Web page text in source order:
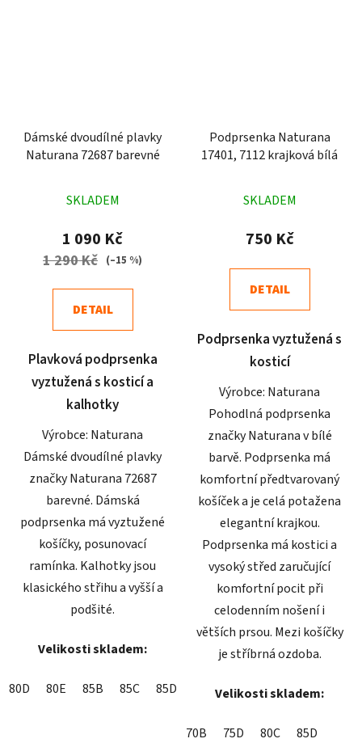
Dámské dvoudílné plavky
Naturana 72687 barevné
hodnocení
produktu
je
5
SKLADEM
1 090 Kč
1 290 Kč (–15 %)
DETAIL
Plavková podprsenka
vyztužená s kosticí a
kalhotky
Výrobce: Naturana
Dámské dvoudílné plavky
značky Naturana 72687
barevné. Dámská
podprsenka má vyztužené
košíčky, posunovací
ramínka. Kalhotky jsou
klasického střihu a vyšší a
podšité.
Velikosti skladem:
80D 80E 85B 85C 85D 90B 90D 90E
Podprsenka Naturana
17401, 7112 krajková bílá
hodnocení
produktu
5,0
z
hvězdiček.
SKLADEM
750 Kč
DETAIL
Podprsenka vyztužená s
kosticí
Výrobce: Naturana
Pohodlná podprsenka
značky Naturana v bílé
barvě. Podprsenka má
komfortní předtvarovaný
košíček a je celá potažena
elegantní krajkou.
Podprsenka má kostici a
vysoký střed zaručující
komfortní pocit při
celodenním nošení i
větších prsou. Mezi košíčky
je stříbrná ozdoba.
Velikosti skladem:
70B 75D 80C 85D